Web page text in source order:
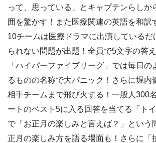
って、思っている」とキャプテンらしか
囲を驚かす！また医療関連の英語を和訳
10チームは医療ドラマに出演しているだ
られない問題が出題！全員で5文字の答
「ハイパーファイブリーグ」では毎日の
るものの名称で大パニック！さらに堀内
相手チームまで飛び火する！一般人300
ートのベスト5に入る回答を当てる「ト
で「お正月の楽しみと言えば？」という
正月の楽しみ方を語る場面も！さらに「